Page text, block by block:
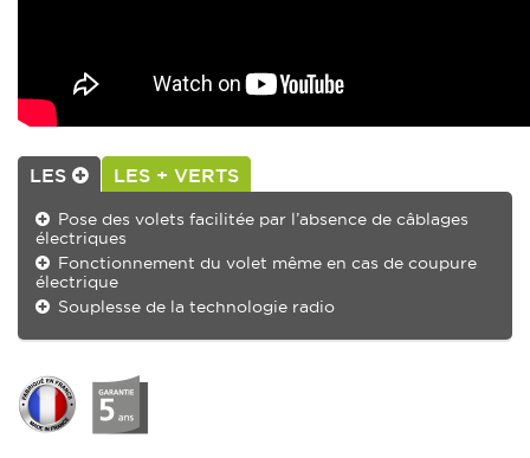
LES LES + VERTS
Pose des volets facilitée par l’absence de câblages
électriques
Fonctionnement du volet même en cas de coupure
électrique
Souplesse de la technologie radio